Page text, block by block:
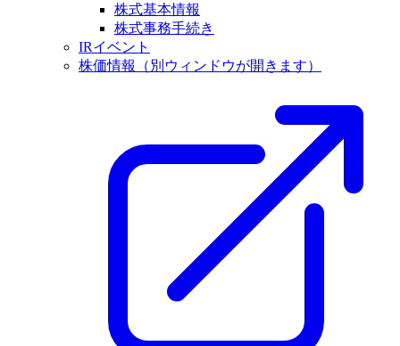
株式基本情報
株式事務手続き
IRイベント
株価情報
（別ウィンドウが開きます）